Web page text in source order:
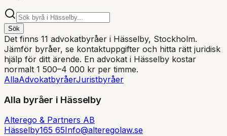
Sök
Det finns 11 advokatbyråer i Hässelby, Stockholm.
Jämför byråer, se kontaktuppgifter och hitta rätt juridisk
hjälp för ditt ärende. En advokat i Hässelby kostar
normalt 1 500–4 000 kr per timme.
AllaAdvokatbyråerJuristbyråer
Alla byråer i Hässelby
Alterego & Partners AB
Hässelby165 65Info@alteregolaw.se